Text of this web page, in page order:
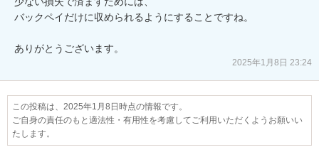
バックペイだけに収められるようにすることですね。
ありがとうございます。
2025年1月8日 23:24
この投稿は、2025年1月8日時点の情報です。
ご自身の責任のもと適法性・有用性を考慮してご利用いただくようお願いい
たします。